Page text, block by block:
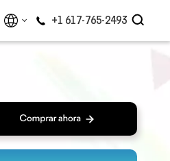
+1 617-765-2493